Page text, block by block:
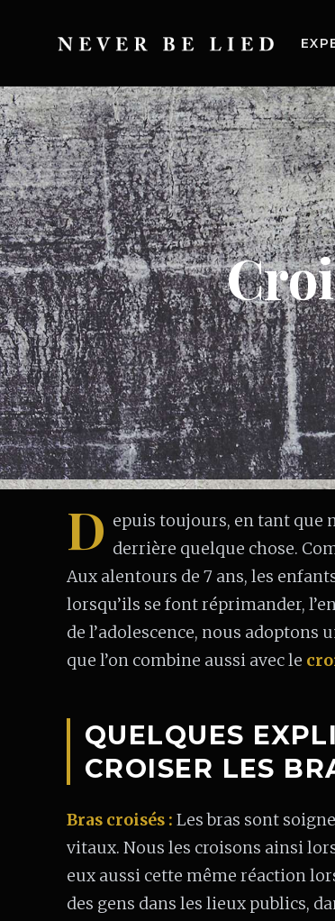
D epuis toujours, en tant que
derrière quelque chose.
Aux alentours de 7 ans, les
lorsqu’ils se font réprimander,
de l’adolescence, nous adoptons
que l’on combine aussi avec le
QUELQUES
CROISER LES
Bras croisés : Les bras sont
vitaux. Nous les croisons ainsi
eux aussi cette même réaction
des gens dans les lieux publics,